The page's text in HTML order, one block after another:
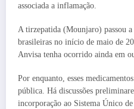
associada a inflamação.
A tirzepatida (Mounjaro) passou
brasileiras no início de maio de
Anvisa tenha ocorrido ainda em
Por enquanto, esses
pública. Há discussões
incorporação ao Sistema Único